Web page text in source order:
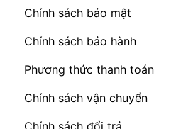
Chính sách bảo mật
Chính sách bảo hành
Phương thức thanh toán
Chính sách vận chuyển